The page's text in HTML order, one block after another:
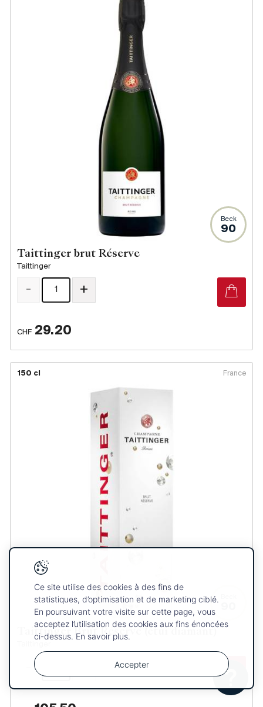
Beck
90
Taittinger brut Réserve
Taittinger
CHF 29.20
- +
150 cl France
Taittinger Brut Réserve (étui diamant)
Votre
sélection
Ce site utilise des cookies à des fins de
statistiques, d’optimisation et de marketing ciblé.
En poursuivant votre visite sur cette page, vous
acceptez l’utilisation des cookies aux fins énoncées
ci-dessus. En savoir plus.
Accepter